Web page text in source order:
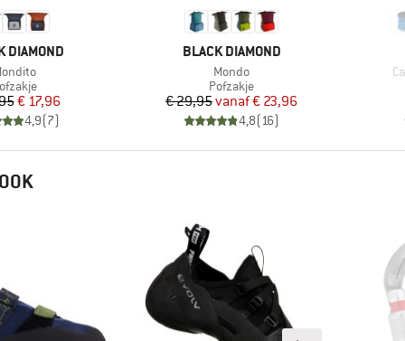
DIAMOND
Prijs
Verlaagde prijs
€ 17,96
4,9(7)
MERK
BLACK DIAMOND
Artikel
Mondo
Productgroep
Pofzakje
Prijs
€ 29,95 Verlaagde prijs
vanaf€ 23,96
4,8(16)